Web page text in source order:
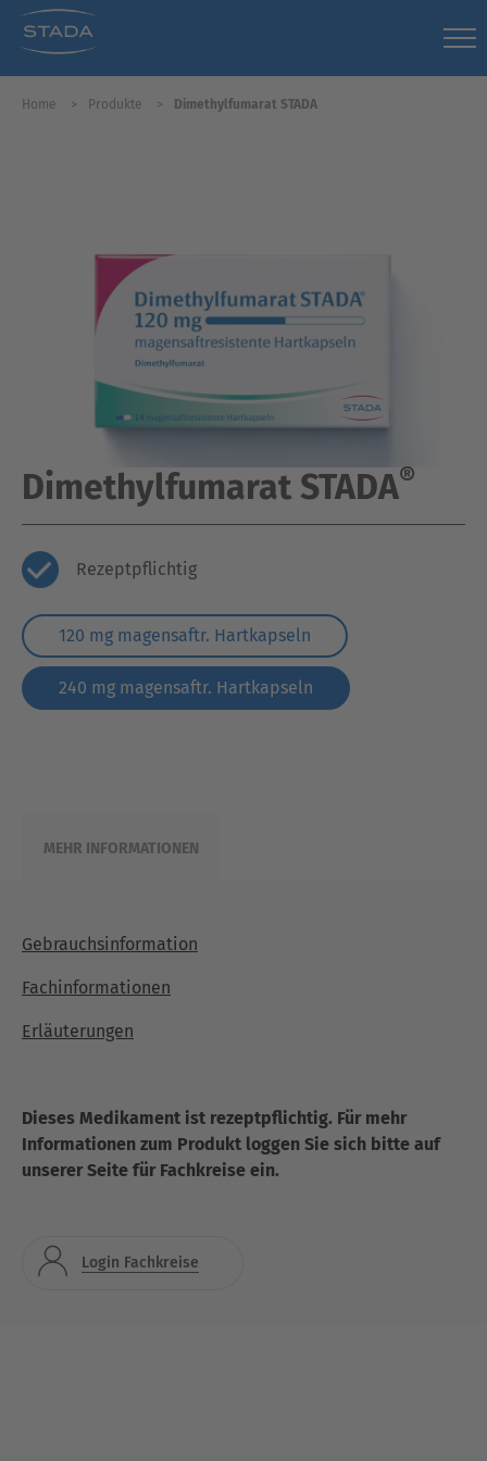
Home Produkte Dimethylfumarat STADA
Dimethylfumarat STADA®
Rezeptpflichtig
120 mg magensaftr. Hartkapseln
240 mg magensaftr. Hartkapseln
MEHR INFORMATIONEN
Gebrauchsinformation
Fachinformationen
Erläuterungen
Dieses Medikament ist rezeptpflichtig. Für mehr
Informationen zum Produkt loggen Sie sich bitte auf
unserer Seite für Fachkreise ein.
Login Fachkreise